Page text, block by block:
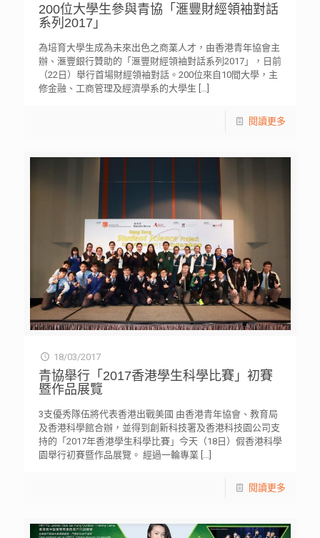
200位大學生參與青協「滙豐財經領袖對話
系列2017」
為培育大學生成為未來出色之商業人才，由香港青年協會主
辦、滙豐銀行贊助的「滙豐財經領袖對話系列2017」，日前
（22日）舉行首場財經領袖對話。200位來自10間大學，主
修金融、工商管理及經濟學系的大學生 […]
閱讀更多
18/03/2017
青協舉行「2017香港學生科學比賽」初賽
暨作品展覽
3支優秀隊伍將代表香港出戰美國 由香港青年協會、教育局
及香港科學館合辦，並得到創新科技署及香港科技園公司支
持的「2017年香港學生科學比賽」今天（18日）假香港科學
園舉行初賽暨作品展覽。 經過一輪專業[…]
閱讀更多